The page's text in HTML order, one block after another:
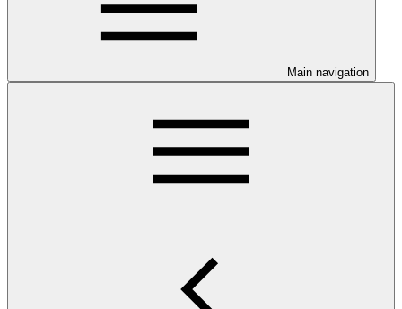
Main navigation